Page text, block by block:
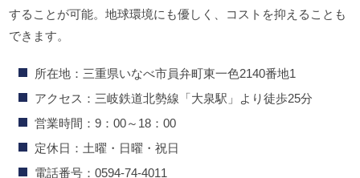
することが可能。地球環境にも優しく、コストを抑えることも
できます。
所在地：三重県いなべ市員弁町東一色2140番地1
アクセス：三岐鉄道北勢線「大泉駅」より徒歩25分
営業時間：9：00～18：00
定休日：土曜・日曜・祝日
電話番号：0594-74-4011